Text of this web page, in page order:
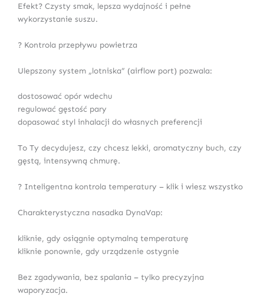
Efekt? Czysty smak, lepsza wydajność i pełne
wykorzystanie suszu.
? Kontrola przepływu powietrza
Ulepszony system „lotniska” (airflow port) pozwala:
dostosować opór wdechu
regulować gęstość pary
dopasować styl inhalacji do własnych preferencji
To Ty decydujesz, czy chcesz lekki, aromatyczny buch, czy
gęstą, intensywną chmurę.
? Inteligentna kontrola temperatury – klik i wiesz wszystko
Charakterystyczna nasadka DynaVap:
kliknie, gdy osiągnie optymalną temperaturę
kliknie ponownie, gdy urządzenie ostygnie
Bez zgadywania, bez spalania – tylko precyzyjna
waporyzacja.